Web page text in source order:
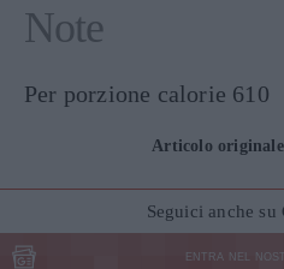
Note
Per porzione calorie 610
Articolo
Seguici anche su
ENTRA NEL